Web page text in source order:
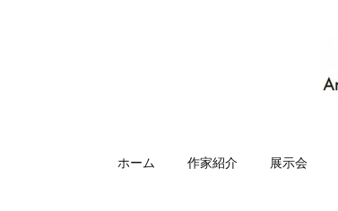
ホーム 作家紹介 展示会